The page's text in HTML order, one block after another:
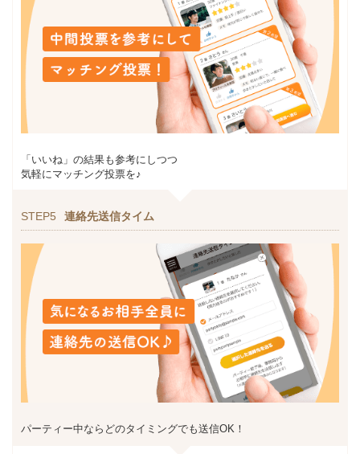
「いいね」の結果も参考にしつつ
気軽にマッチング投票を♪
STEP5 連絡先送信タイム
パーティー中ならどのタイミングでも送信OK！